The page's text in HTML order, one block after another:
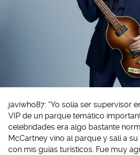
javiwho87: “Yo solía ser supervisor
VIP de un parque temático
celebridades era algo bastante
McCartney vino al parque y salí a
con mis guías turísticos. Fue muy